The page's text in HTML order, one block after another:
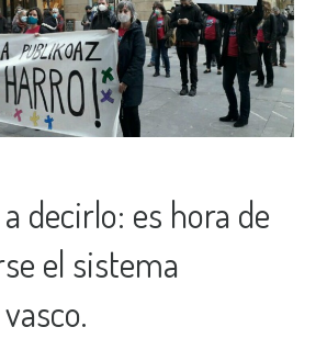
decirlo: es hora de
el sistema